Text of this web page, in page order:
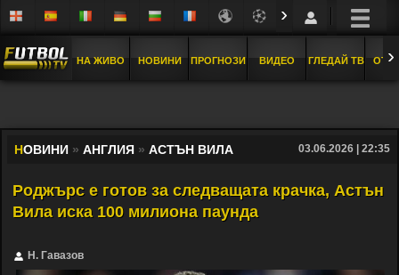
›
НА ЖИВО НОВИНИ ПРОГНОЗИ ВИДЕО ГЛЕДАЙ ТВ ›
НОВИНИ » АНГЛИЯ » АСТЪН ВИЛА 03.06.2026 | 22:35
Роджърс е готов за следващата крачка, Астън
Вила иска 100 милиона паунда
Н. Гавазов